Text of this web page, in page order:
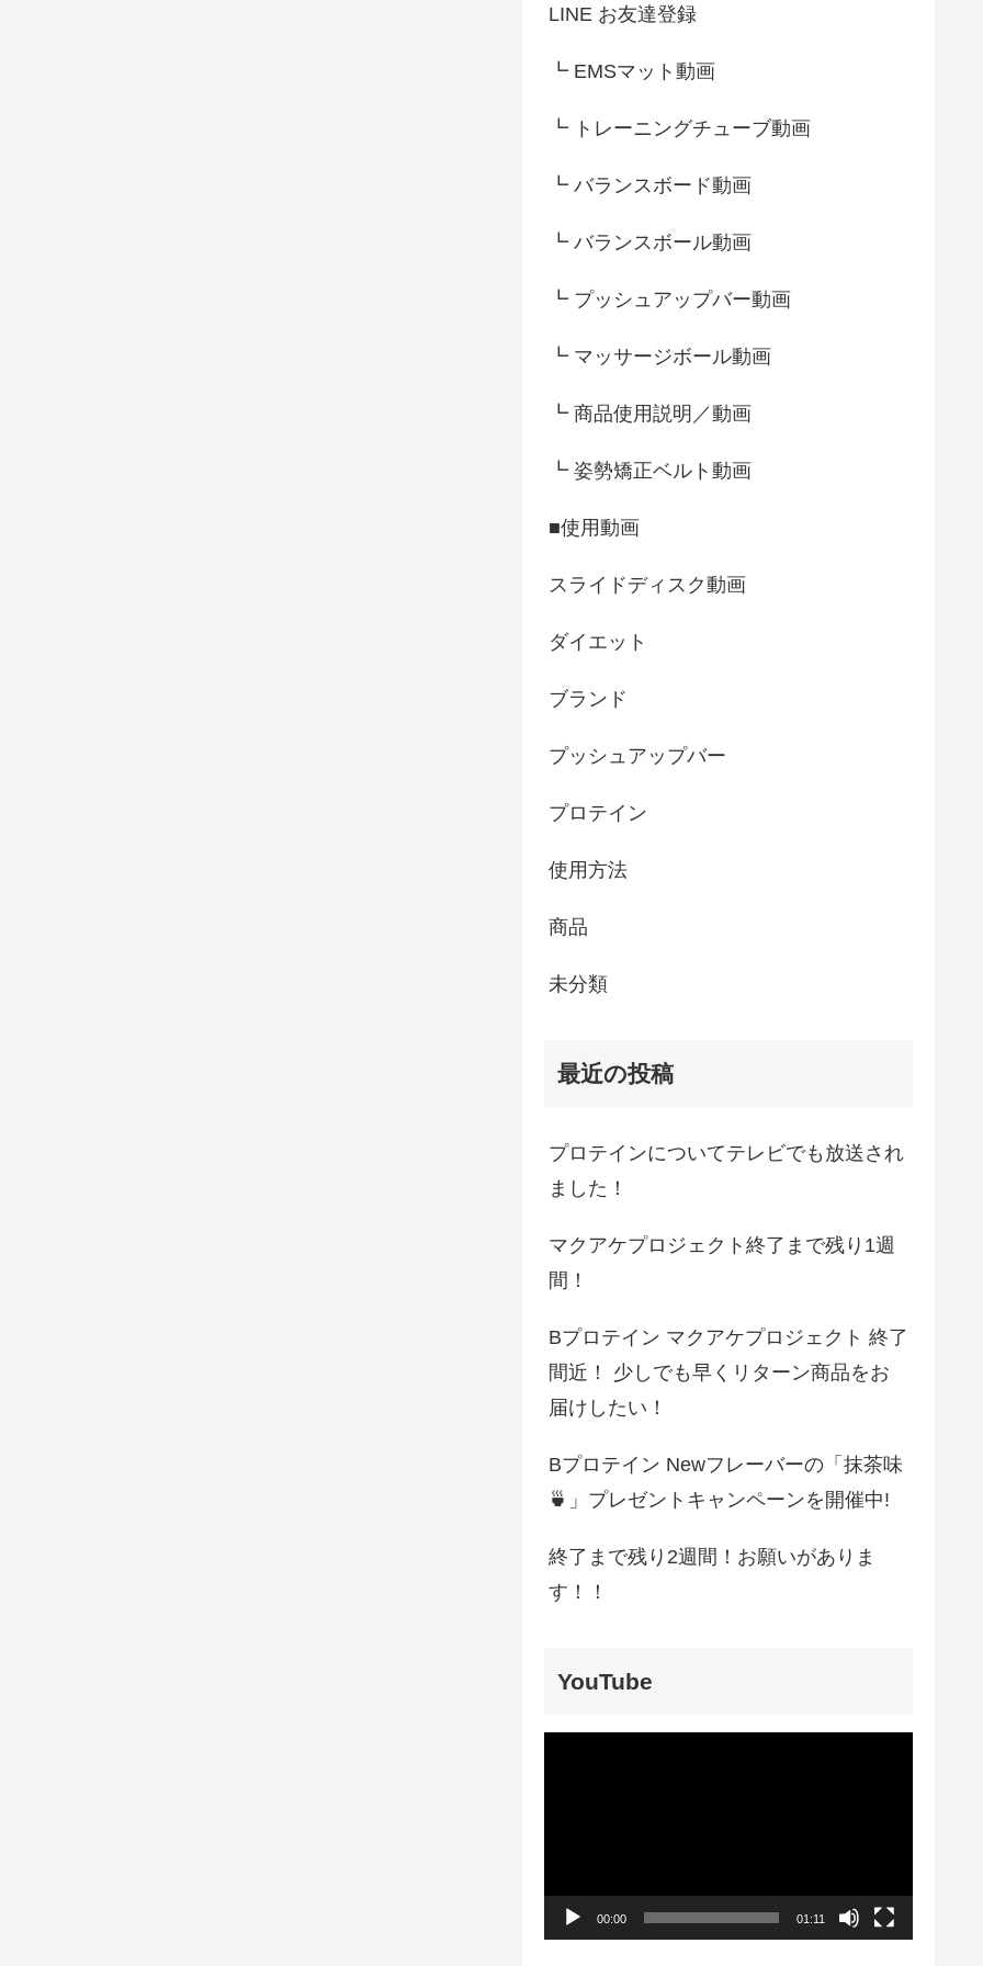
LINE お友達登録
┗ EMSマット動画
┗ トレーニングチューブ動画
┗ バランスボード動画
┗ バランスボール動画
┗ プッシュアップバー動画
┗ マッサージボール動画
┗ 商品使用説明／動画
┗ 姿勢矯正ベルト動画
■使用動画
スライドディスク動画
ダイエット
ブランド
プッシュアップバー
プロテイン
使用方法
商品
未分類
最近の投稿
プロテインについてテレビでも放送され
ました！
マクアケプロジェクト終了まで残り1週
間！
Bプロテイン マクアケプロジェクト 終了
間近！ 少しでも早くリターン商品をお
届けしたい！
Bプロテイン Newフレーバーの「抹茶味
🍵」プレゼントキャンペーンを開催中!
終了まで残り2週間！お願いがありま
す！！
YouTube
00:00 01:11